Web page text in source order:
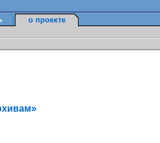
о проекте